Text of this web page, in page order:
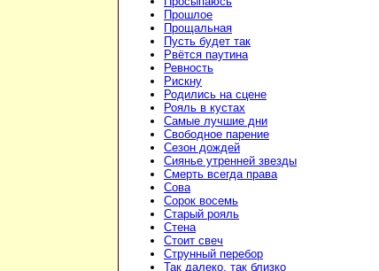
Прошлое
Прощальная
Пусть будет так
Рвётся паутина
Ревность
Рискну
Родились на сцене
Рояль в кустах
Самые лучшие дни
Свободное парение
Сезон дождей
Сиянье утренней звезды
Смерть всегда права
Сова
Сорок восемь
Старый рояль
Стена
Стоит свеч
Струнный перебор
Так далеко, так близко